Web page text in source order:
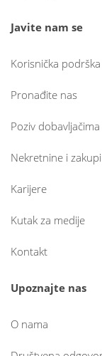
Javite nam se
Korisnička podrška
Pronađite nas
Poziv dobavljačima
Nekretnine i zakupi
Karijere
Kutak za medije
Kontakt
Upoznajte nas
O nama